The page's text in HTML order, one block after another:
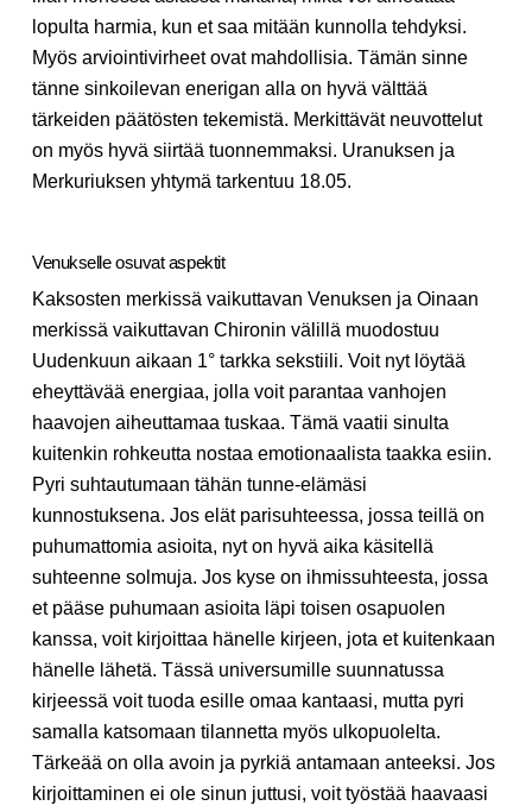
lopulta harmia, kun et saa mitään kunnolla tehdyksi.
Myös arviointivirheet ovat mahdollisia. Tämän sinne
tänne sinkoilevan enerigan alla on hyvä välttää
tärkeiden päätösten tekemistä. Merkittävät neuvottelut
on myös hyvä siirtää tuonnemmaksi. Uranuksen ja
Merkuriuksen yhtymä tarkentuu 18.05.
Venukselle osuvat aspektit
Kaksosten merkissä vaikuttavan Venuksen ja Oinaan
merkissä vaikuttavan Chironin välillä muodostuu
Uudenkuun aikaan 1° tarkka sekstiili. Voit nyt löytää
eheyttävää energiaa, jolla voit parantaa vanhojen
haavojen aiheuttamaa tuskaa. Tämä vaatii sinulta
kuitenkin rohkeutta nostaa emotionaalista taakka esiin.
Pyri suhtautumaan tähän tunne-elämäsi
kunnostuksena. Jos elät parisuhteessa, jossa teillä on
puhumattomia asioita, nyt on hyvä aika käsitellä
suhteenne solmuja. Jos kyse on ihmissuhteesta, jossa
et pääse puhumaan asioita läpi toisen osapuolen
kanssa, voit kirjoittaa hänelle kirjeen, jota et kuitenkaan
hänelle lähetä. Tässä universumille suunnatussa
kirjeessä voit tuoda esille omaa kantaasi, mutta pyri
samalla katsomaan tilannetta myös ulkopuolelta.
Tärkeää on olla avoin ja pyrkiä antamaan anteeksi. Jos
kirjoittaminen ei ole sinun juttusi, voit työstää haavaasi